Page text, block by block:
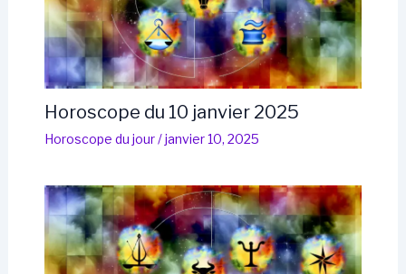
Horoscope du 10 janvier 2025
Horoscope du jour/janvier 10, 2025